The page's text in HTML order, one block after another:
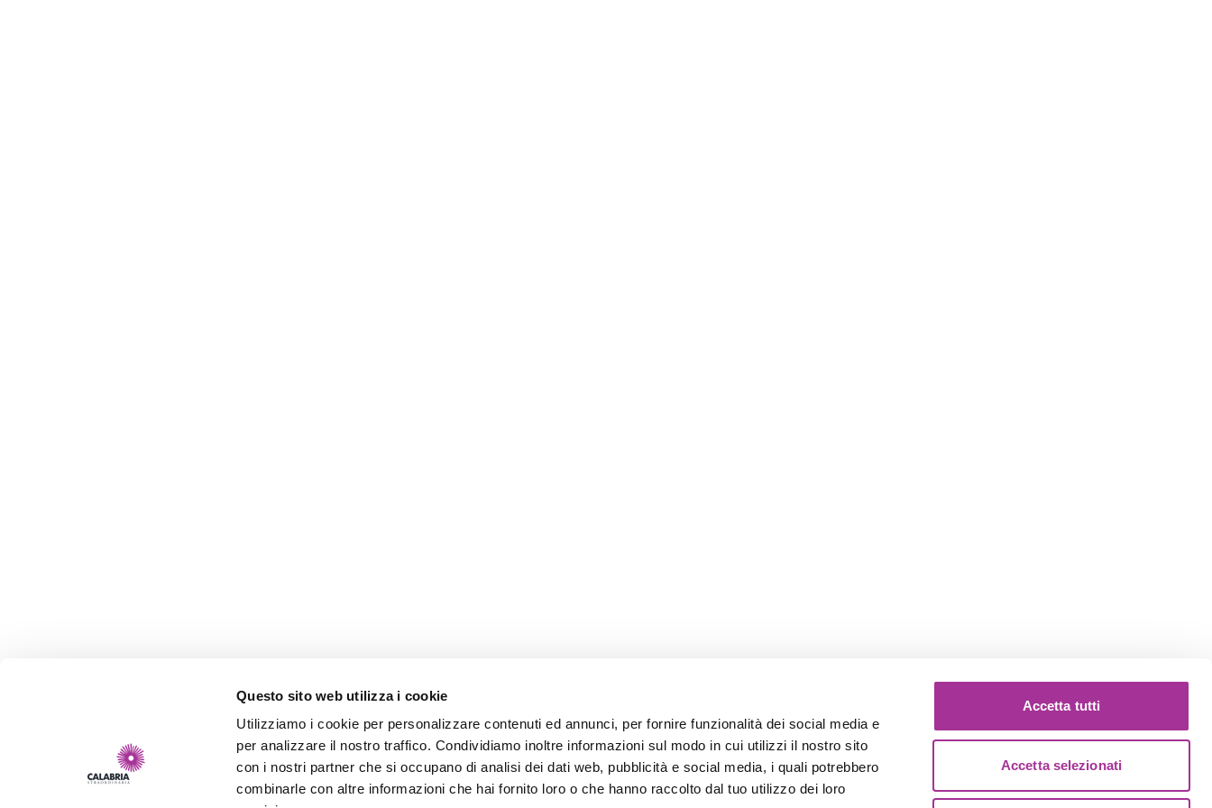
Questo sito web utilizza i cookie
Utilizziamo i cookie per personalizzare contenuti ed annunci, per fornire funzionalità dei social media e
per analizzare il nostro traffico. Condividiamo inoltre informazioni sul modo in cui utilizzi il nostro sito
con i nostri partner che si occupano di analisi dei dati web, pubblicità e social media, i quali potrebbero
combinarle con altre informazioni che hai fornito loro o che hanno raccolto dal tuo utilizzo dei loro
Accetta tutti
Accetta selezionati